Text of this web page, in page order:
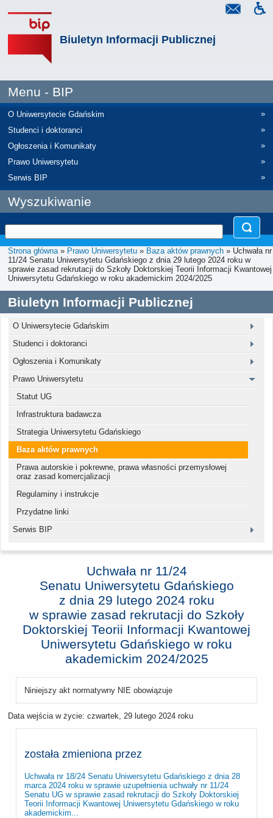
Biuletyn Informacji Publicznej
Menu - BIP
O Uniwersytecie Gdańskim
»
Studenci i doktoranci
»
Ogłoszenia i Komunikaty
»
Prawo Uniwersytetu
»
Serwis BIP
»
Wyszukiwanie
Strona główna» Prawo Uniwersytetu » Baza aktów prawnych » Uchwała nr
11/24 Senatu Uniwersytetu Gdańskiego z dnia 29 lutego 2024 roku w
sprawie zasad rekrutacji do Szkoły Doktorskiej Teorii Informacji Kwantowej
Uniwersytetu Gdańskiego w roku akademickim 2024/2025
Biuletyn Informacji Publicznej
O Uniwersytecie Gdańskim
Studenci i doktoranci
Ogłoszenia i Komunikaty
Prawo Uniwersytetu
Statut UG
Infrastruktura badawcza
Strategia Uniwersytetu Gdańskiego
Baza aktów prawnych
Prawa autorskie i pokrewne, prawa własności przemysłowej
oraz zasad komercjalizacji
Regulaminy i instrukcje
Przydatne linki
Serwis BIP
Uchwała nr 11/24
Senatu Uniwersytetu Gdańskiego
z dnia 29 lutego 2024 roku
w sprawie zasad rekrutacji do Szkoły
Doktorskiej Teorii Informacji Kwantowej
Uniwersytetu Gdańskiego w roku
akademickim 2024/2025
Niniejszy akt normatywny NIE obowiązuje
Data wejścia w życie: czwartek, 29 lutego 2024 roku
została zmieniona przez
Uchwała nr 18/24 Senatu Uniwersytetu Gdańskiego z dnia 28
marca 2024 roku w sprawie uzupełnienia uchwały nr 11/24
Senatu UG w sprawie zasad rekrutacji do Szkoły Doktorskiej
Teorii Informacji Kwantowej Uniwersytetu Gdańskiego w roku
akademickim...